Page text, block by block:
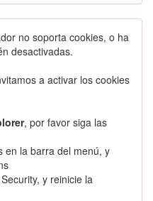
no soporta cookies, o ha
desactivadas.
a activar los cookies
, por favor siga las
en la barra del menú, y
y reinicie la